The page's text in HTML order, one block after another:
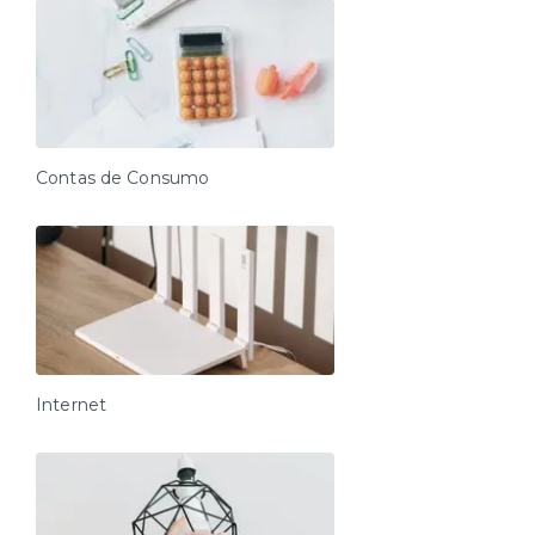
Seja para uma viagem de negócios, lazer ou uma
temporada mais longa, este estúdio oferece um
ambiente acolhedor e funcional, pensado para que
você aproveite ao máximo sua experiência.
o acesso à unidade e deve ser feito pelo nosso
aplicativo (Android e iOS). O link será enviado assim
que a reserva for confirmada.
Horários:
Check-in: a partir das 15h
Entrada antecipada / saída estendida:
Disponível somente mediante contratação e
Contas de Consumo
Internet